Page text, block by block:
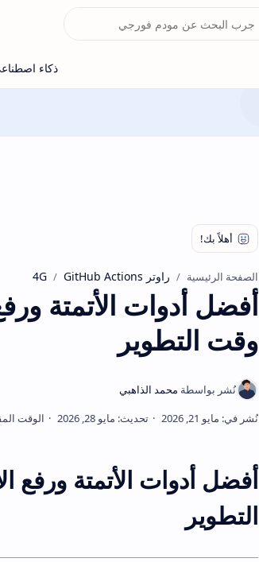
الصفحة الرئيسية راوتر 4G GitHub Actions
أفضل أدوات الأتمتة
وقت التطوير
أفضل أدوات الأتمتة ورفع
التطوير